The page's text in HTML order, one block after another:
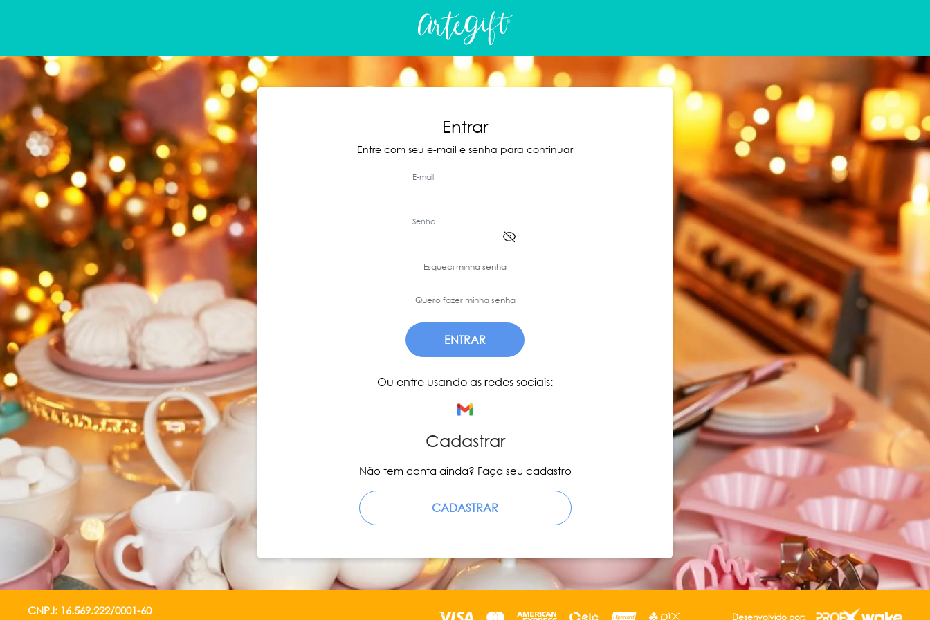
Entrar
Entre com seu e-mail e senha para continuar
E-mail
Senha
Esqueci minha senha
Quero fazer minha senha
ENTRAR
Ou entre usando as redes sociais:
Cadastrar
Não tem conta ainda? Faça seu cadastro
CADASTRAR
CNPJ: 16.569.222/0001-60
Desenvolvido por: